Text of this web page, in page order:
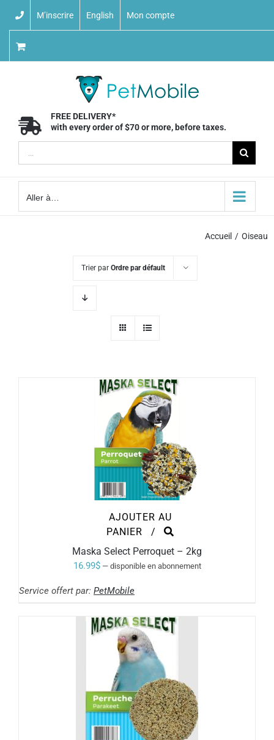
content
M’inscrire English Mon compte
FREE DELIVERY*
with every order of $70 or more, before taxes.
sur
le
site
Aller à…
Accueil Oiseau
Trier par Ordre par défault
AJOUTER AU
PANIER
/
Maska Select Perroquet – 2kg
16.99$ —disponible en abonnement
Service offert par: PetMobile